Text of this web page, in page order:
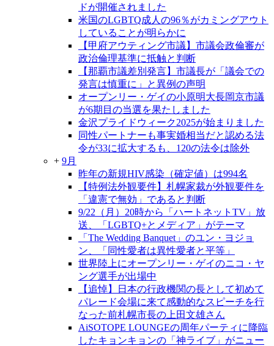
ドが開催されました
米国のLGBTQ成人の96％がカミングアウト
していることが明らかに
【甲府アウティング市議】市議会政倫審が
政治倫理基準に抵触と判断
【那覇市議差別発言】市議長が「議会での
発言は慎重に」と異例の声明
オープンリー・ゲイの小原明大長岡京市議
が6期目の当選を果たしました
金沢プライドウィーク2025が始まりました
同性パートナーも事実婚相当だと認める法
令が33に拡大するも、120の法令は除外
+ 9月
昨年の新規HIV感染（確定値）は994名
【特例法外観要件】札幌家裁が外観要件を
「違憲で無効」であると判断
9/22（月）20時から「ハートネットTV」放
送、「LGBTQ+とメディア」がテーマ
「The Wedding Banquet」のユン・ヨジョ
ン、「同性愛者は異性愛者と平等」
世界陸上にオープンリー・ゲイのニコ・ヤ
ング選手が出場中
【追悼】日本の行政機関の長として初めて
パレード会場に来て感動的なスピーチを行
なった前札幌市長の上田文雄さん
AiSOTOPE LOUNGEの周年パーティに降臨
したキョンキョンの「神ライブ」がニュー